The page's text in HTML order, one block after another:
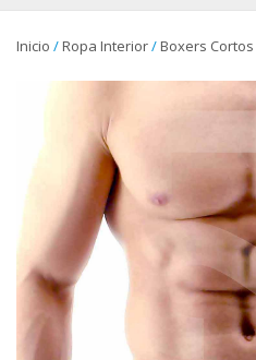
Inicio /Ropa Interior/Boxers Cortos